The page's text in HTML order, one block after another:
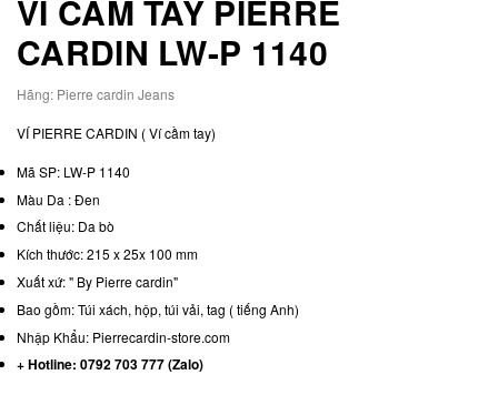
VÍ CẦM TAY PIERRE
CARDIN LW-P 1140
Hãng: Pierre cardin Jeans
VÍ PIERRE CARDIN ( Ví cầm tay)
Mã SP: LW-P 1140
Màu Da : Đen
Chất liệu: Da bò
Kích thước: 215 x 25x 100 mm
Xuất xứ: " By Pierre cardin"
Bao gồm: Túi xách, hộp, túi vải, tag ( tiếng Anh)
Nhập Khẩu: Pierrecardin-store.com
+ Hotline: 0792 703 777 (Zalo)